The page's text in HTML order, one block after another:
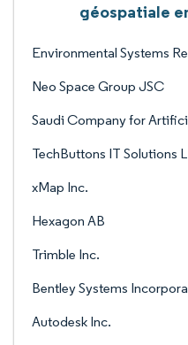
géospatiale
Environmental Systems
Neo Space Group JSC
Saudi Company for
TechButtons IT Solutions
xMap Inc.
Hexagon AB
Trimble Inc.
Bentley Systems
Autodesk Inc.